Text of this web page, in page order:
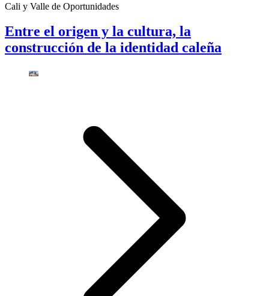
Cali y Valle de Oportunidades
Entre el origen y la cultura, la
construcción de la identidad caleña